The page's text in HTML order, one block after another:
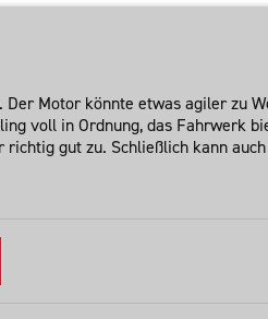
Motor könnte etwas agiler zu
voll in Ordnung, das Fahrwerk
gut zu. Schließlich kann